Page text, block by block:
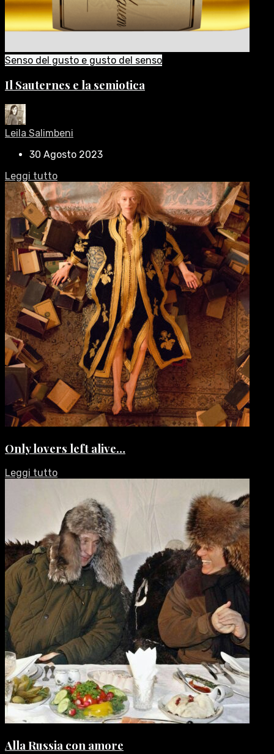
Senso del gusto e gusto del senso
Il Sauternes e la semiotica
Leila Salimbeni
30 Agosto 2023
Leggi tutto
Only lovers left alive…
Leggi tutto
Alla Russia con amore